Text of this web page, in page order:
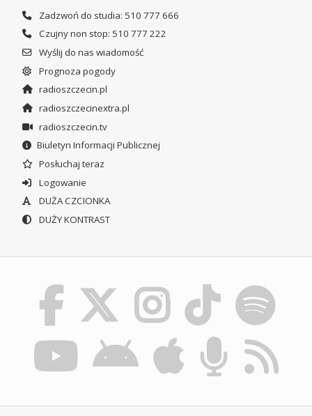
Zadzwoń do studia: 510 777 666
Czujny non stop: 510 777 222
Wyślij do nas wiadomość
Prognoza pogody
radioszczecin.pl
radioszczecinextra.pl
radioszczecin.tv
Biuletyn Informacji Publicznej
Posłuchaj teraz
Logowanie
DUŻA CZCIONKA
DUŻY KONTRAST